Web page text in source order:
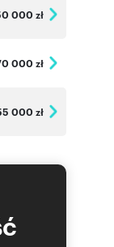
000 zł
000 zł
000 zł